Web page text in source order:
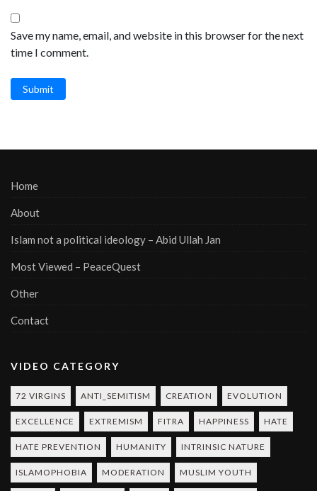
Save my name, email, and website in this browser for the next
time I comment.
Submit
Home
About
Islam not a political ideology – Abid Ullah Jan
Most Viewed – PeaceQuest
Other
Contact
VIDEO CATEGORY
72 VIRGINS ANTI_SEMITISM CREATION EVOLUTION
EXCELLENCE EXTREMISM FITRA HAPPINESS HATE
HATE PREVENTION HUMANITY INTRINSIC NATURE
ISLAMOPHOBIA MODERATION MUSLIM YOUTH